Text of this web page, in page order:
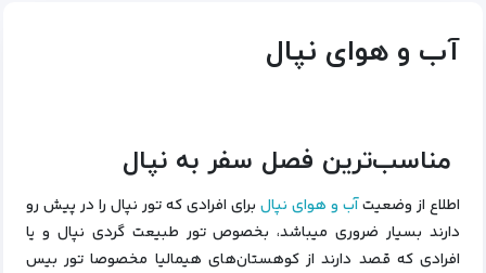
آب و هوای نپال
مناسب‌ترین فصل سفر به نپال
اطلاع از وضعیتآب و هوای نپال برای افرادی که تور نپال را در پیش رو
دارند بسیار ضروری میباشد، بخصوص تور طبیعت گردی نپال و یا
افرادی که قصد دارند از کوهستان‌های هیمالیا مخصوصا تور بیس